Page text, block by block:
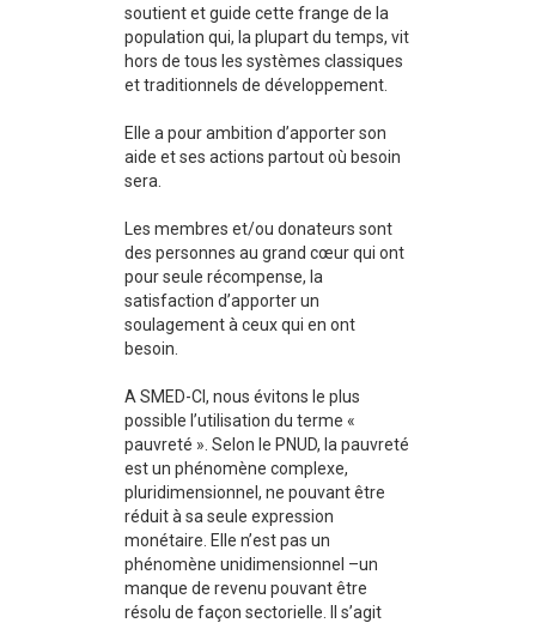
soutient et guide cette frange de la
population qui, la plupart du temps, vit
hors de tous les systèmes classiques
et traditionnels de développement.
Elle a pour ambition d’apporter son
aide et ses actions partout où besoin
sera.
Les membres et/ou donateurs sont
des personnes au grand cœur qui ont
pour seule récompense, la
satisfaction d’apporter un
soulagement à ceux qui en ont
besoin.
A SMED-CI, nous évitons le plus
possible l’utilisation du terme «
pauvreté ». Selon le PNUD, la pauvreté
est un phénomène complexe,
pluridimensionnel, ne pouvant être
réduit à sa seule expression
monétaire. Elle n’est pas un
phénomène unidimensionnel –un
manque de revenu pouvant être
résolu de façon sectorielle. Il s’agit